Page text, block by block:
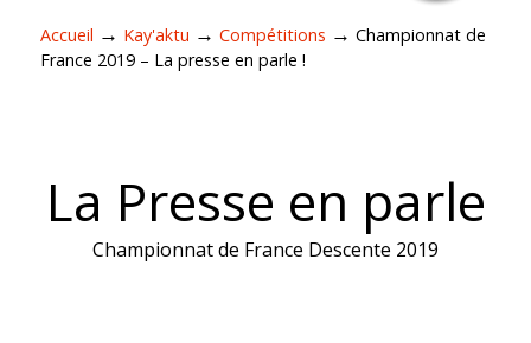
Accueil → Kay'aktu → Compétitions → Championnat de
France 2019 – La presse en parle !
La Presse en parle
Championnat de France Descente 2019